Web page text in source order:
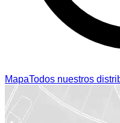
MapaTodos nuestros